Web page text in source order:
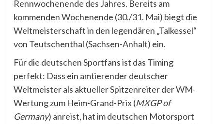
Rennwochenende des Jahres. Bereits am
kommenden Wochenende (30./31. Mai) biegt die
Weltmeisterschaft in den legendären „Talkessel“
von Teutschenthal (Sachsen-Anhalt) ein.
Für die deutschen Sportfans ist das Timing
perfekt: Dass ein amtierender deutscher
Weltmeister als aktueller Spitzenreiter der WM-
Wertung zum Heim-Grand-Prix (MXGP of
Germany) anreist, hat im deutschen Motorsport